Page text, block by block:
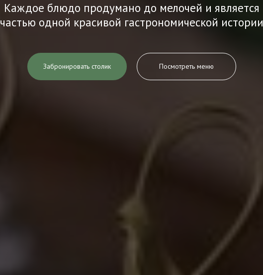
Каждое блюдо продумано до мелочей и является
частью одной красивой гастрономической истории
Забронировать столик Посмотреть меню